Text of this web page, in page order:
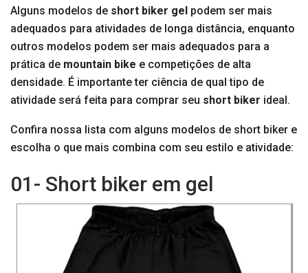
Alguns modelos de short biker gel podem ser mais
adequados para atividades de longa distância, enquanto
outros modelos podem ser mais adequados para a
prática de mountain bike e competições de alta
densidade. É importante ter ciência de qual tipo de
atividade será feita para comprar seu short biker ideal.
Confira nossa lista com alguns modelos de short biker e
escolha o que mais combina com seu estilo e atividade:
01- Short biker em gel